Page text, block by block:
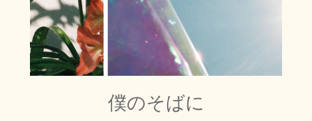
PROFILE
GOODS
CONTACT
僕のそばに